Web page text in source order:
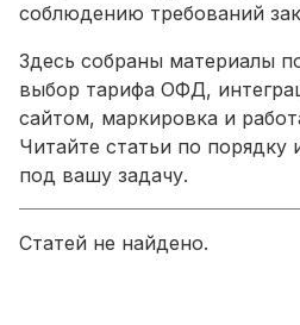
соблюдению требований
Здесь собраны материалы
выбор тарифа ОФД,
сайтом, маркировка и
Читайте статьи по порядку
под вашу задачу.
Статей не найдено.